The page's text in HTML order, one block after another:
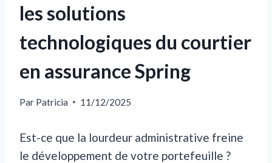
les solutions
technologiques du courtier
en assurance Spring
Par Patricia 11/12/2025
Est-ce que la lourdeur administrative freine
le développement de votre portefeuille ?